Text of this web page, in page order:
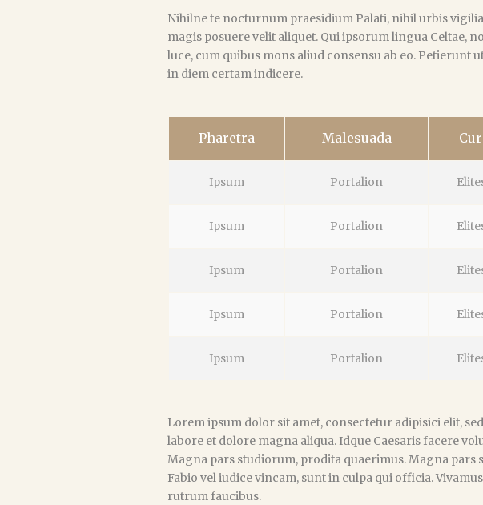
Nihilne te nocturnum praesidium Palati, nihil urbis
magis posuere velit aliquet. Qui ipsorum lingua Celtae,
luce, cum quibus mons aliud consensu ab eo. Petierunt
in diem certam indicere.
Pharetra Malesuada
Ipsum Portalion
Ipsum Portalion
Ipsum Portalion
Ipsum Portalion
Ipsum Portalion
Lorem ipsum dolor sit amet, consectetur adipisici elit,
labore et dolore magna aliqua. Idque Caesaris facere
Magna pars studiorum, prodita quaerimus. Magna pars
Fabio vel iudice vincam, sunt in culpa qui officia.
rutrum faucibus.